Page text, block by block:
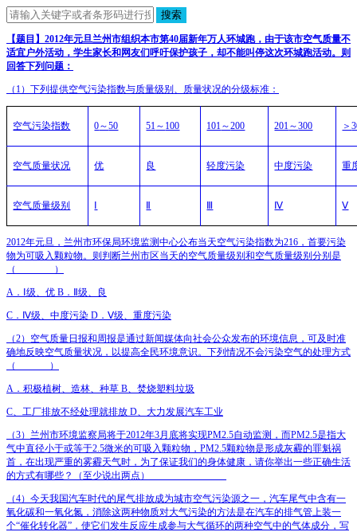
搜索
【题目】 2012年元旦兰州市组织本市第40届新年万人环城跑，由于该市空气质量不
适宜户外活动，学生家长和网友们呼吁保护孩子，却不能叫停这次环城跑活动。则
回答下列问题：
（ 1）下列提供空气污染指数与质量级别、质量状况的分级标准：
空气污染指数 0～50 51～ 100 101～200 201～300 ＞
空气质量状况 优 良 轻度污染 中度污染 重
空气质量级别 Ⅳ Ⅴ
2012年元旦，兰州市环保局环境监测中心公布当天空气污染指数为216 ，首要污染
物为可吸入颗粒物。则判断兰州市区当天的空气质量级别和空气质量级别分别是
（
）
A ．Ⅰ级、优 B ．Ⅱ级、良
C ．Ⅳ级、中度污染 D ．Ⅴ级、重度污染
（2）空气质量日报和周报是通过新闻媒体向社会公众发布的环境信息，可及时准
确地反映空气质量状况，以提高全民环境意识。下列情况不会污染空气的处理方式
（
）
A ．积极植树、造林、种草 B、焚烧塑料垃圾
C、工厂排放不经处理就排放 D、大力发展汽车工业
（3）兰州市环境监察局将于2012年3月底将实现PM2.5自动监测，而PM2.5是指大
气中直径小于或等于2.5微米的可吸入颗粒物， PM2.5颗粒物是形成灰霾的罪魁祸
首，在出现严重的雾霾天气时，为了保证我们的身体健康，请你举出一些正确生活
的方式有哪些？（至少说出两点）
（4）今天我国汽车时代的尾气排放成为城市空气污染源之一，汽车尾气中含有一
氧化碳和一氧化氮，消除这两种物质对大气污染的方法是在汽车的排气管上装一
个“催化转化器”，使它们发生反应生成参与大气循环的两种空气中的气体成分，写